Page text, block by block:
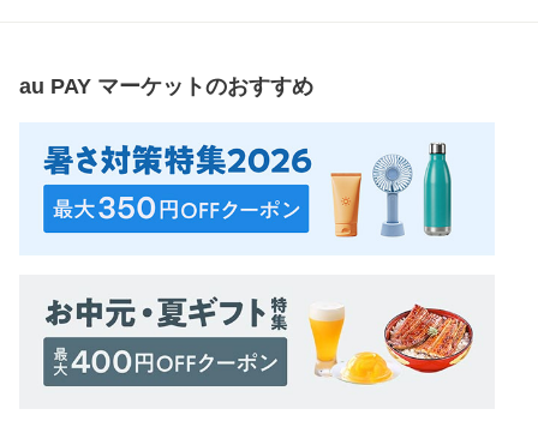
au PAY マーケットのおすすめ